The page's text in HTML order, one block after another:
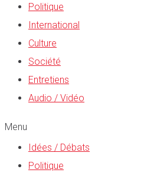
Politique
International
Culture
Société
Entretiens
Audio / Vidéo
Menu
Idées / Débats
Politique